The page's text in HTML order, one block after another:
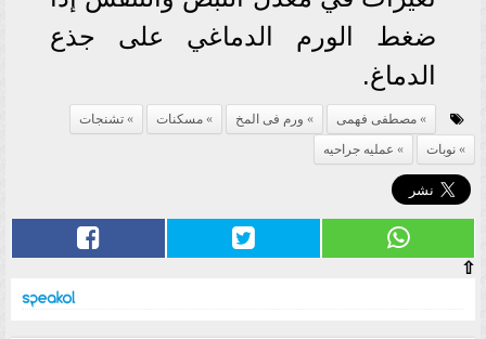
ضغط الورم الدماغي على جذع
الدماغ.
مصطفى فهمى ورم فى المخ مسكنات
تشنجات
نوبات
عمليه جراحيه
⇧